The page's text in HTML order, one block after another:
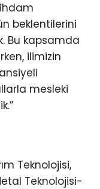
beklentilerini
Bu kapsamda
ilimizin
mesleki
Teknolojisi,
Teknolojisi-